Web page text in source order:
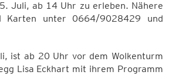
Juli, ab 14 Uhr zu erleben. Nähere
Karten unter 0664/9028429 und
ist ab 20 Uhr vor dem Wolkenturm
Lisa Eckhart mit ihrem Programm